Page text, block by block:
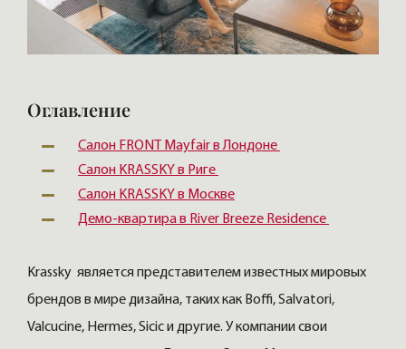
Оглавление
Салон FRONT Mayfair в Лондоне
Салон KRASSKY в Риге
Салон KRASSKY в Москве
Демо-квартира в River Breeze Residence
Krassky является представителем известных мировых
брендов в мире дизайна, таких как Boffi, Salvatori,
Valcucine, Hermes, Sicic и другие. У компании свои